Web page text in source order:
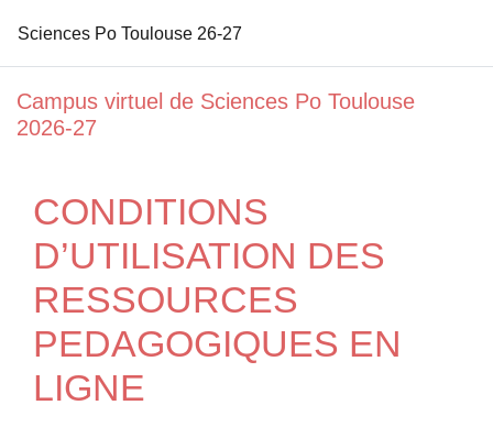
Sciences Po Toulouse 26-27
Campus virtuel de Sciences Po Toulouse
2026-27
CONDITIONS
D’UTILISATION DES
RESSOURCES
PEDAGOGIQUES EN
LIGNE